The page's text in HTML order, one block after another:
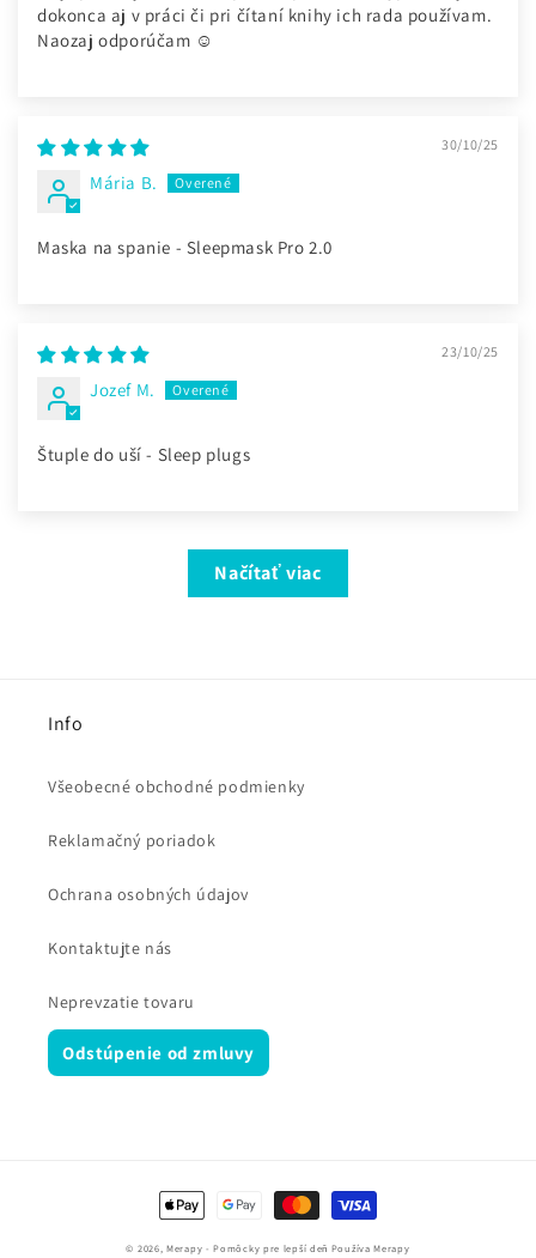
dokonca aj v práci či pri čítaní knihy ich rada používam.
Naozaj odporúčam ☺️
30/10/25
Mária B.
Maska na spanie - Sleepmask Pro 2.0
23/10/25
Jozef M.
Štuple do uší - Sleep plugs
Načítať viac
Info
Všeobecné obchodné podmienky
Reklamačný poriadok
Ochrana osobných údajov
Kontaktujte nás
Neprevzatie tovaru
Odstúpenie od zmluvy
Spôsoby
platby
© 2026,Merapy - Pomôcky pre lepší deň Používa Merapy